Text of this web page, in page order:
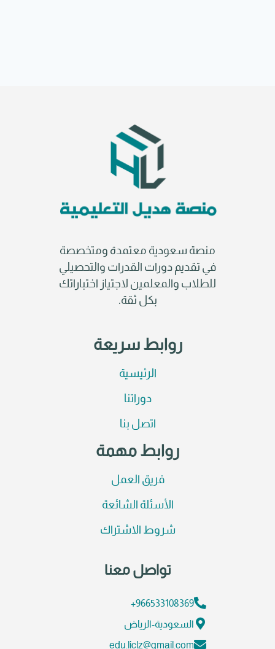
منصة سعودية معتمدة ومتخصصة
في تقديم دورات القدرات والتحصيلي
للطلاب والمعلمين لاجتياز اختباراتك
بكل ثقة.
روابط سريعة
الرئيسية
دوراتنا
اتصل بنا
روابط مهمة
فريق العمل
الأسئلة الشائعة
شروط الاشتراك
تواصل معنا
966533108369+
السعودية-الرياض
edu.liclz@gmail.com